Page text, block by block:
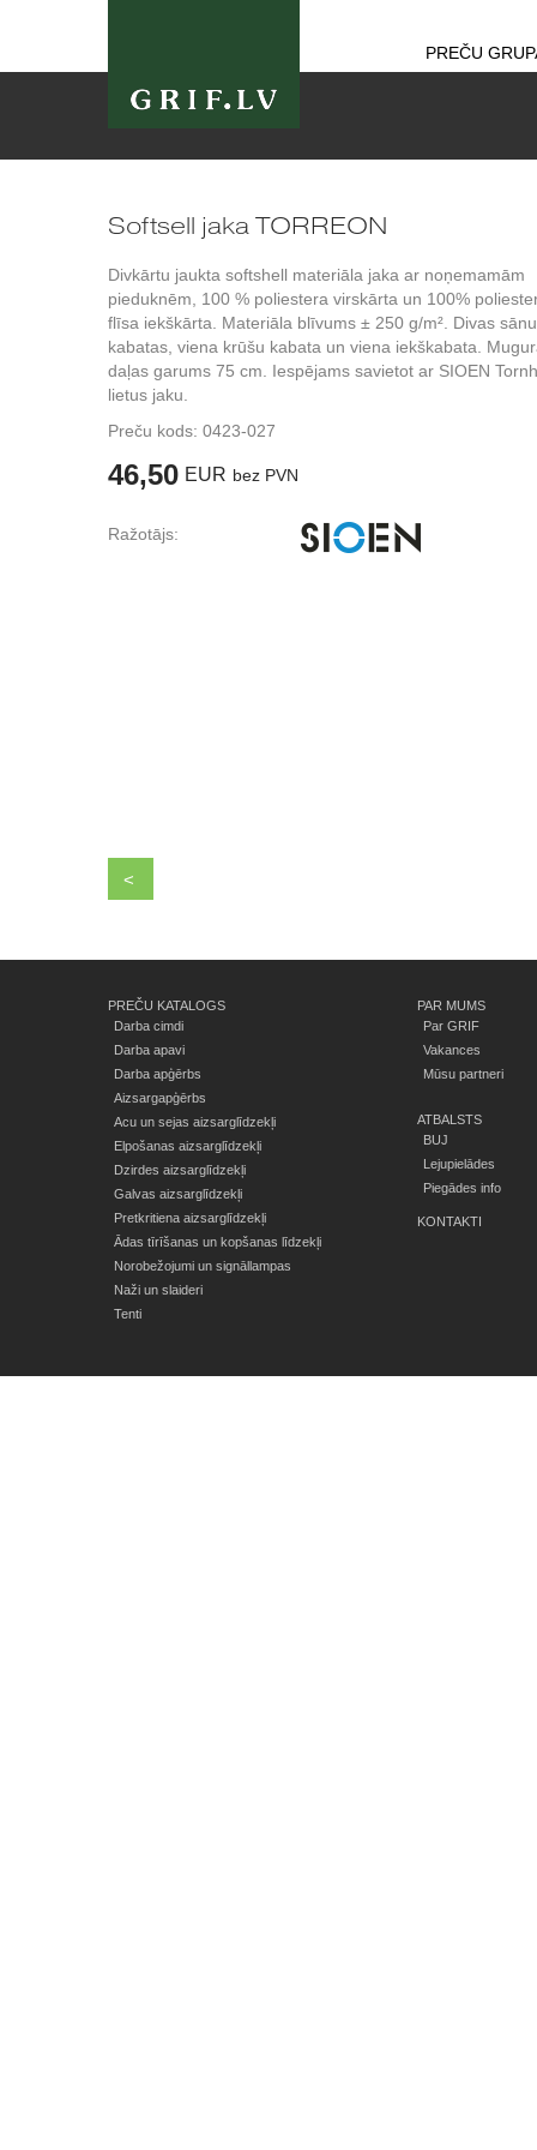
PREČU
Softsell jaka TORREON
Divkārtu jaukta softshell materiāla jaka ar noņemamām
pieduknēm, 100 % poliestera virskārta un 100%
flīsa iekškārta. Materiāla blīvums ± 250 g/m². Divas sānu
kabatas, viena krūšu kabata un viena iekškabata.
daļas garums 75 cm. Iespējams savietot ar SIOEN
lietus jaku.
Preču kods: 0423-027
46,50 EUR bez PVN
Ražotājs:
<
PREČU KATALOGS
Darba cimdi
Darba apavi
Darba apģērbs
Aizsargapģērbs
Acu un sejas aizsarglīdzekļi
Elpošanas aizsarglīdzekļi
Dzirdes aizsarglīdzekļi
Galvas aizsarglīdzekļi
Pretkritiena aizsarglīdzekļi
Ādas tīrīšanas un kopšanas līdzekļi
Norobežojumi un signāllampas
Naži un slaideri
Tenti
PAR MUMS
Par GRIF
Vakances
Mūsu partneri
ATBALSTS
BUJ
Lejupielādes
Piegādes info
KONTAKTI